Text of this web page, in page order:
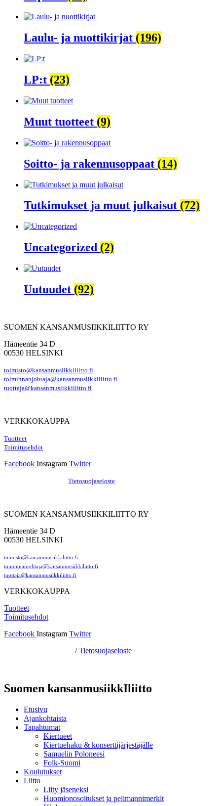
Laulu- ja nuottikirjat (196)
LP:t (23)
Muut tuotteet (9)
Soitto- ja rakennusoppaat (14)
Tutkimukset ja muut julkaisut (72)
Uncategorized (2)
Uutuudet (92)
SUOMEN KANSANMUSIIKKILIITTO RY
Hämeentie 34 D
00530 HELSINKI
toimisto@kansanmusiikkiliitto.fi
toiminnanjohtaja@kansanmusiikkiliitto.fi
tuottaja@kansanmusiikkiliitto.fi
VERKKOKAUPPA
Tuotteet
Toimitusehdot
Facebook Instagram Twitter
Tietosuojaseloste
SUOMEN KANSANMUSIIKKILIITTO RY
Hämeentie 34 D
00530 HELSINKI
toimisto@kansanmusiikkiliitto.fi
toiminnanjohtaja@kansanmusiikkiliitto.fi
tuottaja@kansanmusiikkiliitto.fi
VERKKOKAUPPA
Tuotteet
Toimitusehdot
Facebook Instagram Twitter
/Tietosuojaseloste
Suomen kansanmusiikkIliitto
Etusivu
Ajankohtaista
Tapahtumat
Kiertueet
Kiertuehaku & konserttijärjestäjälle
Samuelin Poloneesi
Folk-Suomi
Koulutukset
Liitto
Liity jäseneksi
Huomionosoitukset ja pelimannimerkit